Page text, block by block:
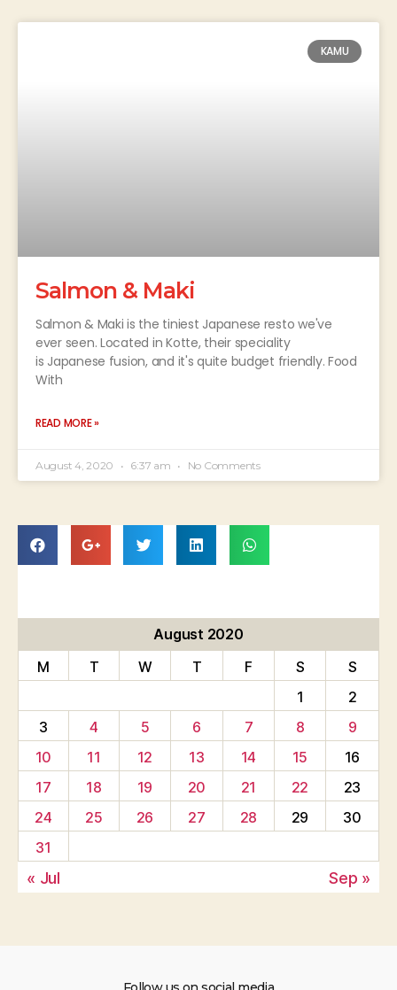
KAMU
Salmon & Maki
Salmon & Maki is the tiniest Japanese resto we've
ever seen. Located in Kotte, their speciality
is Japanese fusion, and it's quite budget friendly. Food
With
READ MORE »
August 4, 2020 6:37 am No Comments
August 2020
M
T W T F S
S
1
2
3
4 5 6 7 8
9
10
11 12 13 14 15
16
17
18 19 20 21 22
23
24
25 26 27 28 29
30
31
« Jul Sep »